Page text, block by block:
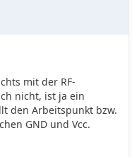
mit der RF-
nicht, ist ja ein
den Arbeitspunkt bzw.
GND und Vcc.